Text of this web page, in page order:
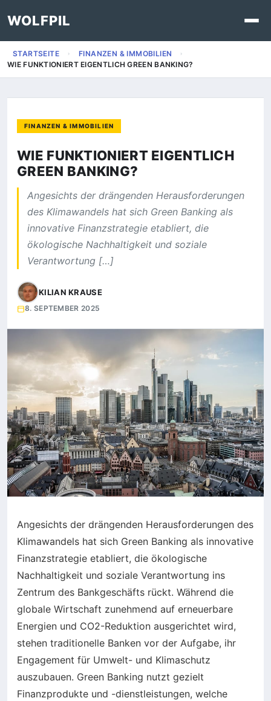
WOLFPIL
STARTSEITE
FINANZEN & IMMOBILIEN
WIE FUNKTIONIERT EIGENTLICH GREEN BANKING?
FINANZEN & IMMOBILIEN
WIE FUNKTIONIERT EIGENTLICH
GREEN BANKING?
Angesichts der drängenden Herausforderungen
des Klimawandels hat sich Green Banking als
innovative Finanzstrategie etabliert, die
ökologische Nachhaltigkeit und soziale
Verantwortung […]
KILIAN KRAUSE
8. SEPTEMBER 2025
Angesichts der drängenden Herausforderungen des
Klimawandels hat sich Green Banking als innovative
Finanzstrategie etabliert, die ökologische
Nachhaltigkeit und soziale Verantwortung ins
Zentrum des Bankgeschäfts rückt. Während die
globale Wirtschaft zunehmend auf erneuerbare
Energien und CO2-Reduktion ausgerichtet wird,
stehen traditionelle Banken vor der Aufgabe, ihr
Engagement für Umwelt- und Klimaschutz
auszubauen. Green Banking nutzt gezielt
Finanzprodukte und -dienstleistungen, welche